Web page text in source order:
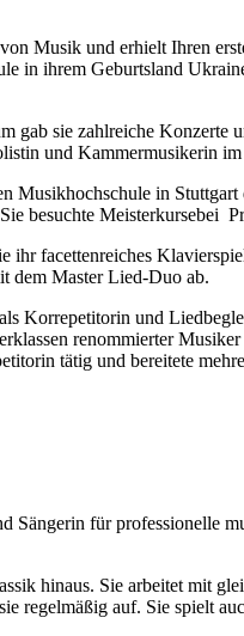
Musik und erhielt Ihren
in ihrem Geburtsland
gab sie zahlreiche
und Kammermusikerin
Musikhochschule in
besuchte
ihr facettenreiches
dem Master Lied-Duo ab.
Korrepetitorin und
renommierter
tätig und bereitete
Sängerin für professionelle
hinaus. Sie arbeitet mit
regelmäßig auf. Sie spielt